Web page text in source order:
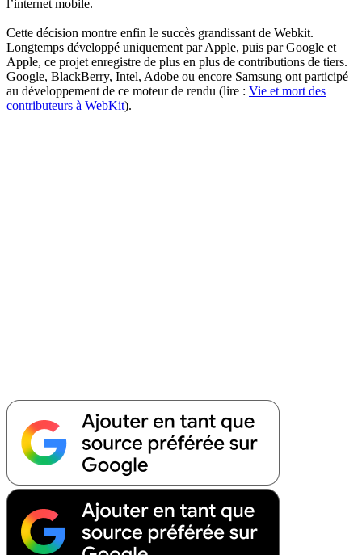
l’internet mobile.
Cette décision montre enfin le succès grandissant de Webkit.
Longtemps développé uniquement par Apple, puis par Google et
Apple, ce projet enregistre de plus en plus de contributions de tiers.
Google, BlackBerry, Intel, Adobe ou encore Samsung ont participé
au développement de ce moteur de rendu (lire : Vie et mort des
contributeurs à WebKit).